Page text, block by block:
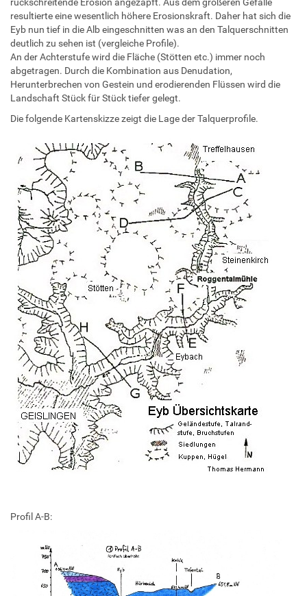
resultierte eine wesentlich höhere Erosionskraft. Daher hat sich die
Eyb nun tief in die Alb eingeschnitten was an den Talquerschnitten
deutlich zu sehen ist (vergleiche Profile).
An der Achterstufe wird die Fläche (Stötten etc.) immer noch
abgetragen. Durch die Kombination aus Denudation,
Herunterbrechen von Gestein und erodierenden Flüssen wird die
Landschaft Stück für Stück tiefer gelegt.
Die folgende Kartenskizze zeigt die Lage der Talquerprofile.
Profil A-B: